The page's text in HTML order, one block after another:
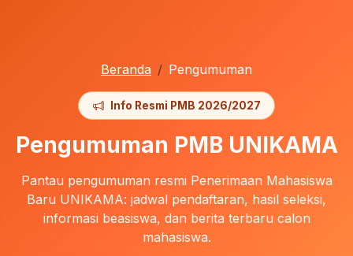
Beranda Pengumuman
Info Resmi PMB 2026/2027
Pengumuman PMB UNIKAMA
Pantau pengumuman resmi Penerimaan Mahasiswa
Baru UNIKAMA: jadwal pendaftaran, hasil seleksi,
informasi beasiswa, dan berita terbaru calon
mahasiswa.